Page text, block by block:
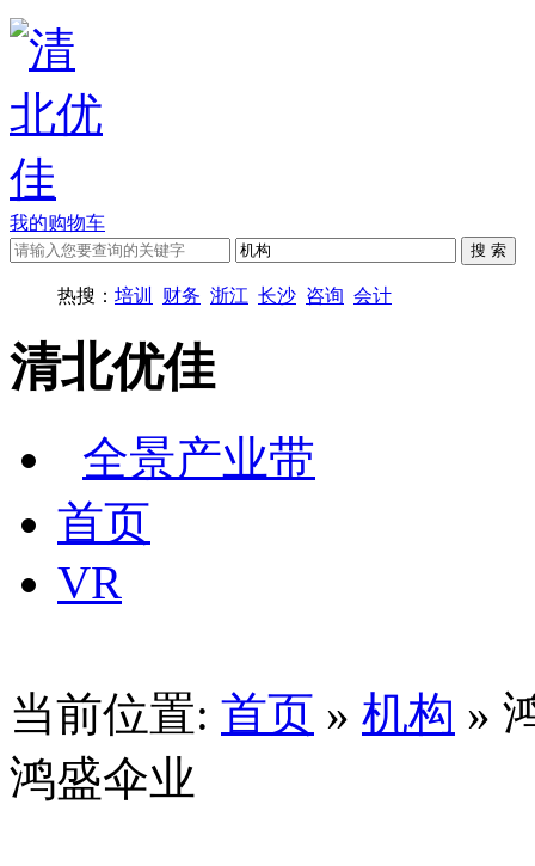
我的购物车
热搜： 培训 财务 浙江 长沙 咨询 会计
清北优佳
全景产业带
首页
VR
当前位置: 首页 » 机构 »
鸿盛伞业